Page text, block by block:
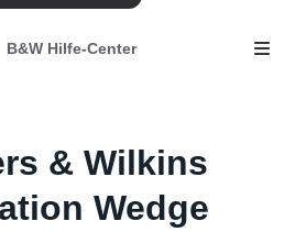
B&W Hilfe-Center
& Wilkins
Wedge